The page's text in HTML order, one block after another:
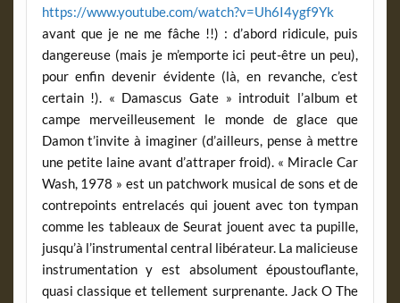
https://www.youtube.com/watch?v=Uh6I4ygf9Yk
avant que je ne me fâche !!) : d’abord ridicule, puis
dangereuse (mais je m’emporte ici peut-être un peu),
pour enfin devenir évidente (là, en revanche, c’est
certain !). « Damascus Gate » introduit l’album et
campe merveilleusement le monde de glace que
Damon t’invite à imaginer (d’ailleurs, pense à mettre
une petite laine avant d’attraper froid). « Miracle Car
Wash, 1978 » est un patchwork musical de sons et de
contrepoints entrelacés qui jouent avec ton tympan
comme les tableaux de Seurat jouent avec ta pupille,
jusqu’à l’instrumental central libérateur. La malicieuse
instrumentation y est absolument époustouflante,
quasi classique et tellement surprenante. Jack O The